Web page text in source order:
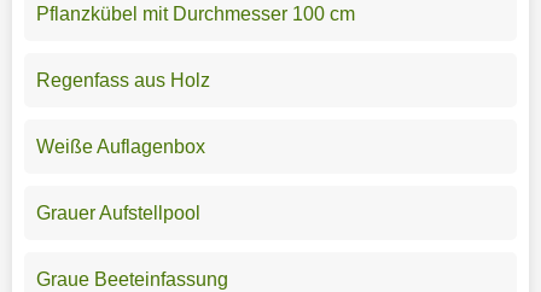
Pflanzkübel mit Durchmesser 100 cm
Regenfass aus Holz
Weiße Auflagenbox
Grauer Aufstellpool
Graue Beeteinfassung